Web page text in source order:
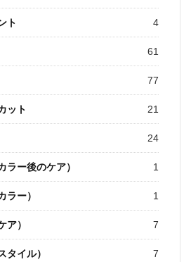
ト 4
61
77
ット 21
24
ラー後のケア） 1
ラー） 1
ア） 7
タイル） 7